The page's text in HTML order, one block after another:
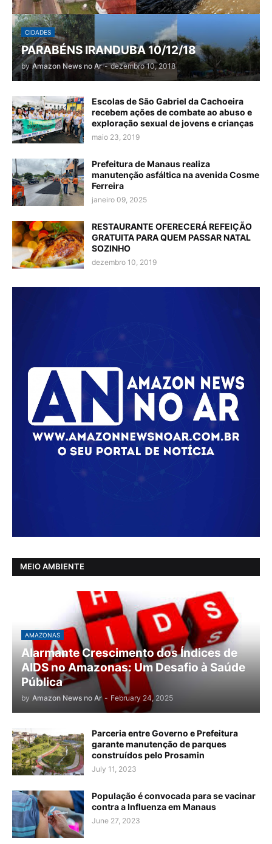
CIDADES
PARABÉNS IRANDUBA 10/12/18
by Amazon News no Ar - dezembro 10, 2018
Escolas de São Gabriel da Cachoeira
recebem ações de combate ao abuso e
exploração sexual de jovens e crianças
maio 23, 2019
Prefeitura de Manaus realiza
manutenção asfáltica na avenida Cosme
Ferreira
janeiro 09, 2025
RESTAURANTE OFERECERÁ REFEIÇÃO
GRATUITA PARA QUEM PASSAR NATAL
SOZINHO
dezembro 10, 2019
MEIO AMBIENTE
AMAZONAS
Alarmante Crescimento dos Índices de
AIDS no Amazonas: Um Desafio à Saúde
Pública
by Amazon News no Ar - February 24, 2025
Parceria entre Governo e Prefeitura
garante manutenção de parques
construídos pelo Prosamin
July 11, 2023
População é convocada para se vacinar
contra a Influenza em Manaus
June 27, 2023